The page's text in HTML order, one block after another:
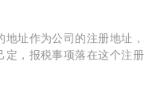
址作为公司的注册地址，
定，报税事项落在这个注册